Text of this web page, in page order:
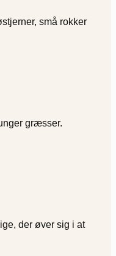
små rokker
græsser.
der øver sig i at